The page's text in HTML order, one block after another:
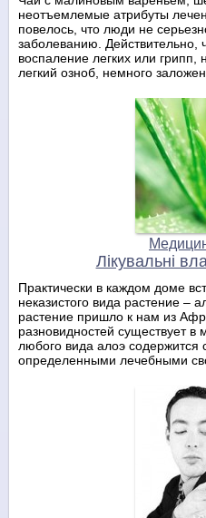
неотъемлемые атрибуты
повелось, что люди не
заболеванию. Действительно,
воспаление легких или грипп,
легкий озноб, немного
Лікувальні
Практически в каждом доме
неказистого вида растение –
растение пришло к нам из
разновидностей существует в
любого вида алоэ содержится
определенными лечебными